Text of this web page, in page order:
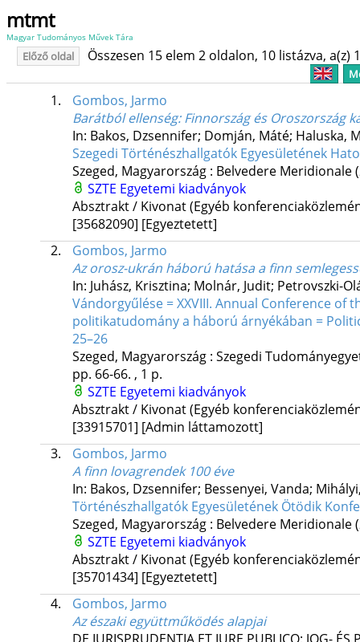
mtmt
Magyar Tudományos Művek Tára
Előző oldal Összesen 15 elem 2 oldalon, 10 listázva, a(z)
1.
Gombos, Jarmo
Barátból ellenség: Finnország és Oroszország
In: Bakos, Dzsennifer; Domján, Máté; Haluska,
Szegedi Történészhallgatók Egyesületének
Szeged, Magyarország : Belvedere Meridionale
SZTE Egyetemi kiadványok
Absztrakt / Kivonat (Egyéb
[35682090] [Egyeztetett]
2.
Gombos, Jarmo
Az orosz-ukrán háború hatása a finn
In: Juhász, Krisztina; Molnár, Judit; Petrovszki-
Vándorgyűlése = XXVIII. Annual Conference of
politikatudomány a háború árnyékában =
25–26
Szeged, Magyarország : Szegedi
pp. 66-66. , 1 p.
SZTE Egyetemi kiadványok
Absztrakt / Kivonat (Egyéb
[33915701] [Admin láttamozott]
3.
Gombos, Jarmo
A finn lovagrendek 100 éve
In: Bakos, Dzsennifer; Bessenyei, Vanda;
Történészhallgatók Egyesületének Ötödik
Szeged, Magyarország : Belvedere Meridionale
SZTE Egyetemi kiadványok
Absztrakt / Kivonat (Egyéb
[35701434] [Egyeztetett]
4.
Gombos, Jarmo
Az északi együttműködés alapjai